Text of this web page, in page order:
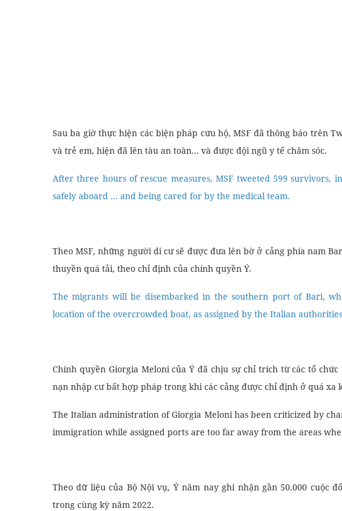
Sau ba giờ thực hiện các biện pháp cứu hộ, MSF đã thông báo trên
và trẻ em, hiện đã lên tàu an toàn... và được đội ngũ y tế chăm sóc.
After three hours of rescue measures, MSF tweeted 599 survivors,
safely aboard ... and being cared for by the medical team.
Theo MSF, những người di cư sẽ được đưa lên bờ ở cảng phía nam
thuyền quá tải, theo chỉ định của chính quyền Ý.
The migrants will be disembarked in the southern port of Bari,
location of the overcrowded boat, as assigned by the Italian
Chính quyền Giorgia Meloni của Ý đã chịu sự chỉ trích từ các tổ
nạn nhập cư bất hợp pháp trong khi các cảng được chỉ định ở quá xa
The Italian administration of Giorgia Meloni has been criticized by
immigration while assigned ports are too far away from the areas
Theo dữ liệu của Bộ Nội vụ, Ý năm nay ghi nhận gần 50.000 cuộc
trong cùng kỳ năm 2022.